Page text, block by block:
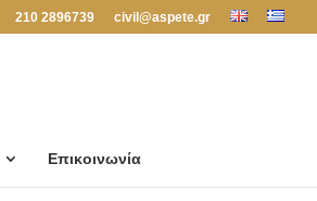
210 2896739 civil@aspete.gr
Επικοινωνία